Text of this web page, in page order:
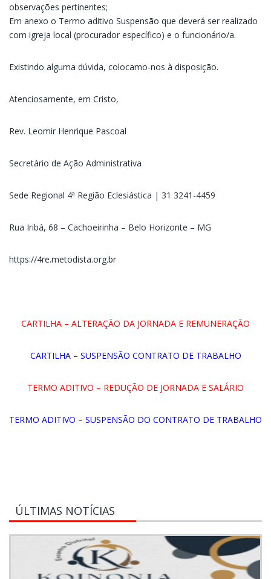
observações pertinentes;
Em anexo o Termo aditivo Suspensão que deverá ser realizado
com igreja local (procurador específico) e o funcionário/a.
Existindo alguma dúvida, colocamo-nos à disposição.
Atenciosamente, em Cristo,
Rev. Leomir Henrique Pascoal
Secretário de Ação Administrativa
Sede Regional 4ª Região Eclesiástica | 31 3241-4459
Rua Iribá, 68 – Cachoeirinha – Belo Horizonte – MG
https://4re.metodista.org.br
CARTILHA – ALTERAÇÃO DA JORNADA E REMUNERAÇÃO
CARTILHA – SUSPENSÃO CONTRATO DE TRABALHO
TERMO ADITIVO – REDUÇÃO DE JORNADA E SALÁRIO
TERMO ADITIVO – SUSPENSÃO DO CONTRATO DE TRABALHO
ÚLTIMAS NOTÍCIAS